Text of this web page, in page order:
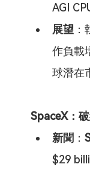
AGI
展望
作負載
球潛在
SpaceX：
新聞 ：
$29